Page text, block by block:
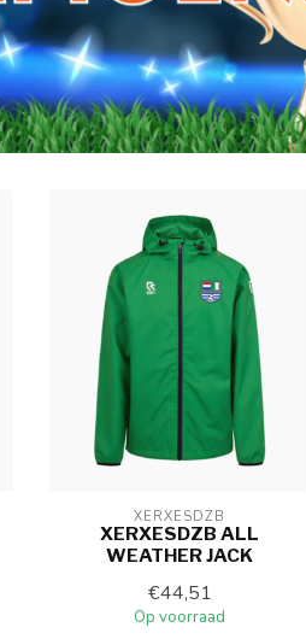
XERXESDZB
XERXESDZB ALL
WEATHER JACK
€44,51
Op voorraad